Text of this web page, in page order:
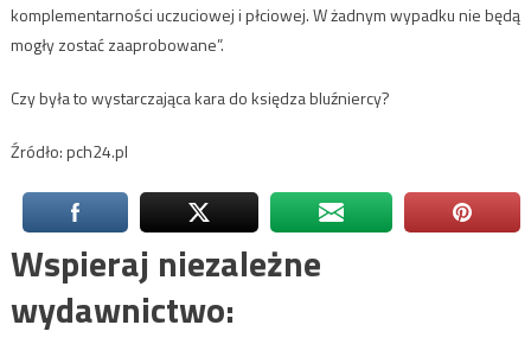
komplementarności uczuciowej i płciowej. W żadnym wypadku nie będą
mogły zostać zaaprobowane”.
Czy była to wystarczająca kara do księdza bluźniercy?
Źródło: pch24.pl
Wspieraj niezależne
wydawnictwo: